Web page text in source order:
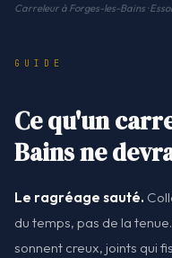
Carreleur à Forges-les-Bains ·
GUIDE
Ce qu'un
Bains ne
Le ragréage sauté.
du temps, pas de la
sonnent creux, joints qui